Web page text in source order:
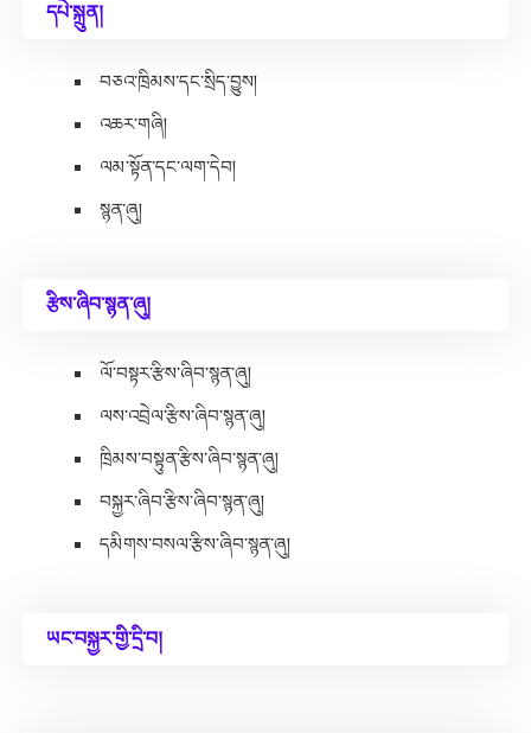
དཔེ་སྐྲུན།
བཅའ་ཁྲིམས་དང་སྲིད་བྱུས།
འཆར་གཞི།
ལམ་སྟོན་དང་ལག་དེབ།
སྙན་ཞུ།
རྩིས་ཞིབ་སྙན་ཞུ།
ལོ་བསྟར་རྩིས་ཞིབ་སྙན་ཞུ།
ལས་འབྲེལ་རྩིས་ཞིབ་སྙན་ཞུ།
ཁྲིམས་བསྟུན་རྩིས་ཞིབ་སྙན་ཞུ།
བསྐྱར་ཞིབ་རྩིས་ཞིབ་སྙན་ཞུ།
དམིགས་བསལ་རྩིས་ཞིབ་སྙན་ཞུ།
ཡང་བསྐྱར་གྱི་དྲི་བ།